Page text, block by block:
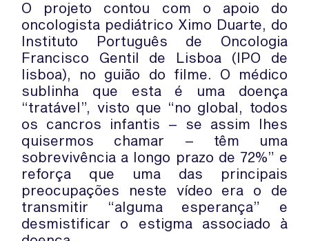
O projeto contou com o apoio do
oncologista pediátrico Ximo Duarte, do
Instituto Português de Oncologia
Francisco Gentil de Lisboa (IPO de
lisboa), no guião do filme. O médico
sublinha que esta é uma doença
“tratável”, visto que “no global, todos
os cancros infantis – se assim lhes
quisermos chamar – têm uma
sobrevivência a longo prazo de 72%” e
reforça que uma das principais
preocupações neste vídeo era o de
transmitir “alguma esperança” e
desmistificar o estigma associado à